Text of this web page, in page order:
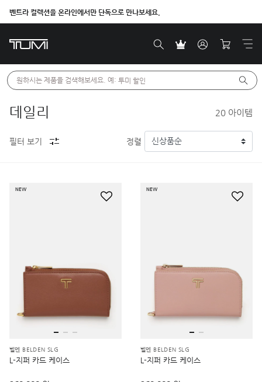
벤트라 컬렉션을 온라인에서만 단독으로 만나보세요.
원하시는 제품을 검색해보세요. 예: 투미 할인
데일리 20 아이템
필터 보기 정렬
NEW
벨덴 BELDEN SLG
L-지퍼 카드 케이스
NEW
벨덴 BELDEN SLG
L-지퍼 카드 케이스